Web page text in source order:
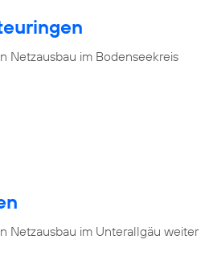
Netzausbau im Bodenseekreis
Netzausbau im Unterallgäu weiter